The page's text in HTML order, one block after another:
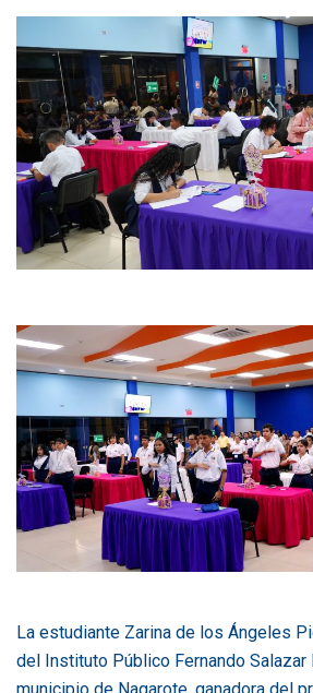
La estudiante Zarina de los Ángeles
del Instituto Público Fernando Salazar
municipio de Nagarote, ganadora del